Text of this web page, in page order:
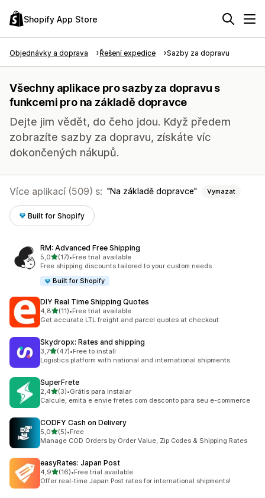
Shopify App Store
Objednávky a doprava Řešení expedice Sazby za dopravu
Všechny aplikace pro sazby za dopravu s
funkcemi pro na základě dopravce
Dejte jim vědět, do čeho jdou. Když předem
zobrazíte sazby za dopravu, získáte víc
dokončených nákupů.
Více aplikací (509) s: Na základě dopravce Vymazat
Built for Shopify
RM: Advanced Free Shipping
5,0z 5 hvězd
(17)
Celkový počet recenzí: 17
•Free trial available
Free shipping discounts tailored to your custom needs
Built for Shopify
DIY Real Time Shipping Quotes
4,8z 5 hvězd
(11)
Celkový počet recenzí: 11
•Free trial available
Get accurate LTL freight and parcel quotes at checkout
Skydropx: Rates and shipping
3,7z 5 hvězd
(47)
Celkový počet recenzí: 47
•Free to install
Logistics platform with national and international shipments
SuperFrete
2,4z 5 hvězd
(3)
Celkový počet recenzí: 3
•Grátis para instalar
Calcule, emita e envie fretes com desconto para seu e-commerce
CODFY Cash on Delivery
5,0z 5 hvězd
(5)
Celkový počet recenzí: 5
•Free
Manage COD Orders by Order Value, Zip Codes & Shipping Rates
easyRates: Japan Post
4,9z 5 hvězd
(16)
Celkový počet recenzí: 16
•Free trial available
Offer real-time Japan Post rates for international shipments!